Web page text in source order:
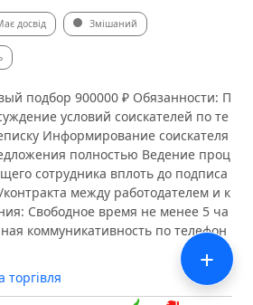
досвід Змішаний
подбор 900000 ₽ Обязанности: П
условий соискателей по те
Информирование соискателя
полностью Ведение проц
сотрудника вплоть до подписа
между работодателем и к
Свободное время не менее 5 ча
коммуникативность по телефон
торгівля
+